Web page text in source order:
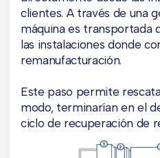
clientes. A través de una
máquina es transportada
las instalaciones donde
remanufacturación.
Este paso permite
modo, terminarían en el
ciclo de recuperación de